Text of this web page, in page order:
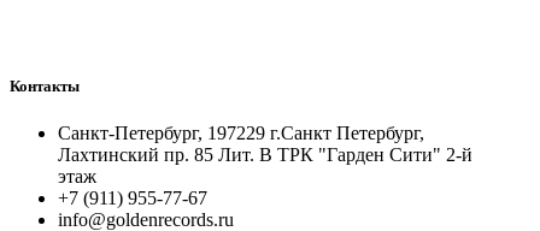
Контакты
Санкт-Петербург, 197229 г.Санкт Петербург,
Лахтинский пр. 85 Лит. B ТРК "Гарден Сити" 2-й
этаж
+7 (911) 955-77-67
info@goldenrecords.ru